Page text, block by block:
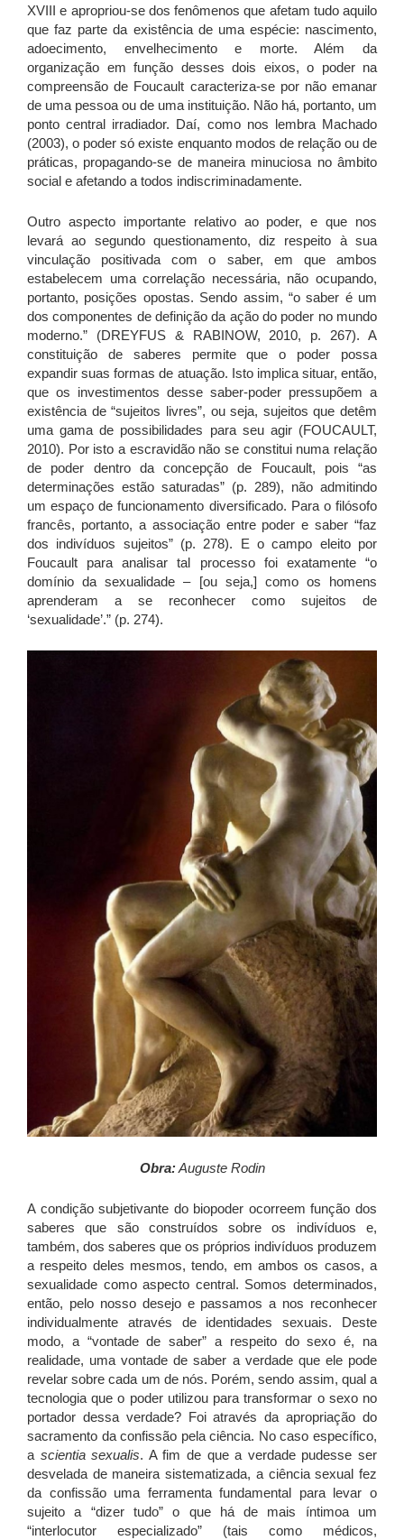
XVIII e apropriou-se dos fenômenos que afetam tudo aquilo
que faz parte da existência de uma espécie: nascimento,
adoecimento, envelhecimento e morte. Além da
organização em função desses dois eixos, o poder na
compreensão de Foucault caracteriza-se por não emanar
de uma pessoa ou de uma instituição. Não há, portanto, um
ponto central irradiador. Daí, como nos lembra Machado
(2003), o poder só existe enquanto modos de relação ou de
práticas, propagando-se de maneira minuciosa no âmbito
social e afetando a todos indiscriminadamente.
Outro aspecto importante relativo ao poder, e que nos
levará ao segundo questionamento, diz respeito à sua
vinculação positivada com o saber, em que ambos
estabelecem uma correlação necessária, não ocupando,
portanto, posições opostas. Sendo assim, “o saber é um
dos componentes de definição da ação do poder no mundo
moderno.” (DREYFUS & RABINOW, 2010, p. 267). A
constituição de saberes permite que o poder possa
expandir suas formas de atuação. Isto implica situar, então,
que os investimentos desse saber-poder pressupõem a
existência de “sujeitos livres”, ou seja, sujeitos que detêm
uma gama de possibilidades para seu agir (FOUCAULT,
2010). Por isto a escravidão não se constitui numa relação
de poder dentro da concepção de Foucault, pois “as
determinações estão saturadas” (p. 289), não admitindo
um espaço de funcionamento diversificado. Para o filósofo
francês, portanto, a associação entre poder e saber “faz
dos indivíduos sujeitos” (p. 278). E o campo eleito por
Foucault para analisar tal processo foi exatamente “o
domínio da sexualidade – [ou seja,] como os homens
aprenderam a se reconhecer como sujeitos de
‘sexualidade’.” (p. 274).
Obra:Auguste Rodin
A condição subjetivante do biopoder ocorreem função dos
saberes que são construídos sobre os indivíduos e,
também, dos saberes que os próprios indivíduos produzem
a respeito deles mesmos, tendo, em ambos os casos, a
sexualidade como aspecto central. Somos determinados,
então, pelo nosso desejo e passamos a nos reconhecer
individualmente através de identidades sexuais. Deste
modo, a “vontade de saber” a respeito do sexo é, na
realidade, uma vontade de saber a verdade que ele pode
revelar sobre cada um de nós. Porém, sendo assim, qual a
tecnologia que o poder utilizou para transformar o sexo no
portador dessa verdade? Foi através da apropriação do
sacramento da confissão pela ciência. No caso específico,
a scientia sexualis. A fim de que a verdade pudesse ser
desvelada de maneira sistematizada, a ciência sexual fez
da confissão uma ferramenta fundamental para levar o
sujeito a “dizer tudo” o que há de mais íntimoa um
“interlocutor especializado” (tais como médicos,